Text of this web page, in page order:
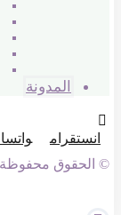
المدونة
انستقرام
© الحقوق محفوظة 2026